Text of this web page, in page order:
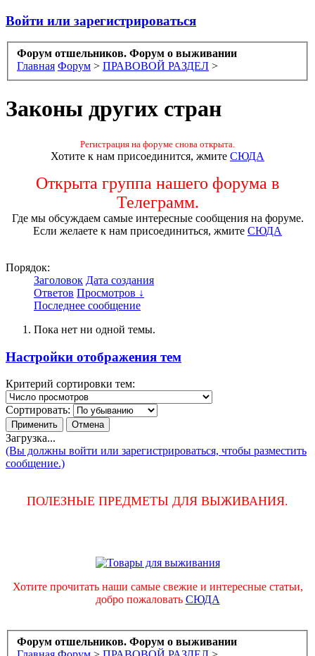
Войти или зарегистрироваться
Форум отшельников. Форум о выживании
Главная Форум > ПРАВОВОЙ РАЗДЕЛ >
Законы других стран
Регистрация на форуме снова открыта.
Хотите к нам присоединится, жмите СЮДА
Открыта группа нашего форума в
Телеграмм.
Где мы обсуждаем самые интересные сообщения на форуме.
Если желаете к нам присоединиться, жмите СЮДА
Порядок:
Заголовок Дата создания
Ответов Просмотров ↓
Последнее сообщение
Пока нет ни одной темы.
Настройки отображения тем
Критерий сортировки тем:
Сортировать:
Загрузка...
(Вы должны войти или зарегистрироваться, чтобы разместить
сообщение.)
ПОЛЕЗНЫЕ ПРЕДМЕТЫ ДЛЯ ВЫЖИВАНИЯ.
Хотите прочитать наши самые свежие и интересные статьи,
добро пожаловать СЮДА
Форум отшельников. Форум о выживании